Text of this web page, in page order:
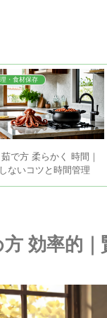
・食材保存
で方 柔らかく 時間｜
ないコツと時間管理
効率的